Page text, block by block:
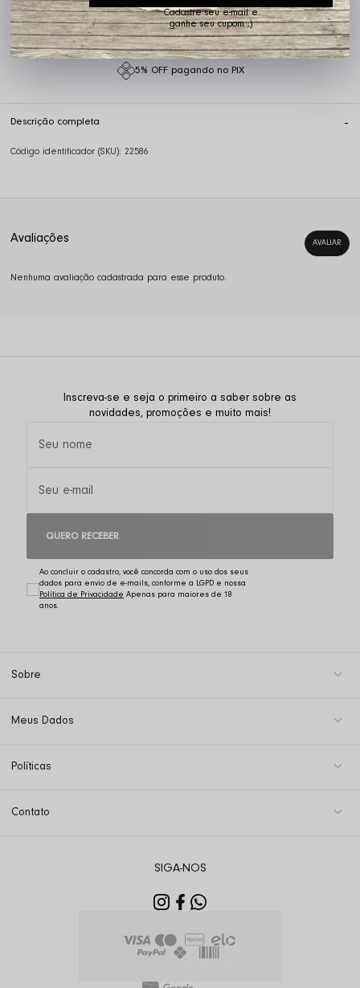
AVISE-ME
5% OFF pagando no PIX
Descrição completa
Código identificador (SKU): 22586
Nenhuma avaliação cadastrada para esse produto.
Inscreva-se e seja o primeiro a saber sobre as
novidades, promoções e muito mais!
QUERO RECEBER
Ao concluir o cadastro, você concorda com o uso dos seus
dados para envio de e-mails, conforme a LGPD e nossa
Política de Privacidade
Sobre
Meus Dados
Políticas
Contato
SIGA-NOS
Cadastre seu e-mail e
ganhe seu cupom ;)